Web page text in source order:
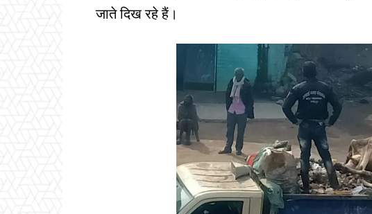
जाते दिख रहे हैं।